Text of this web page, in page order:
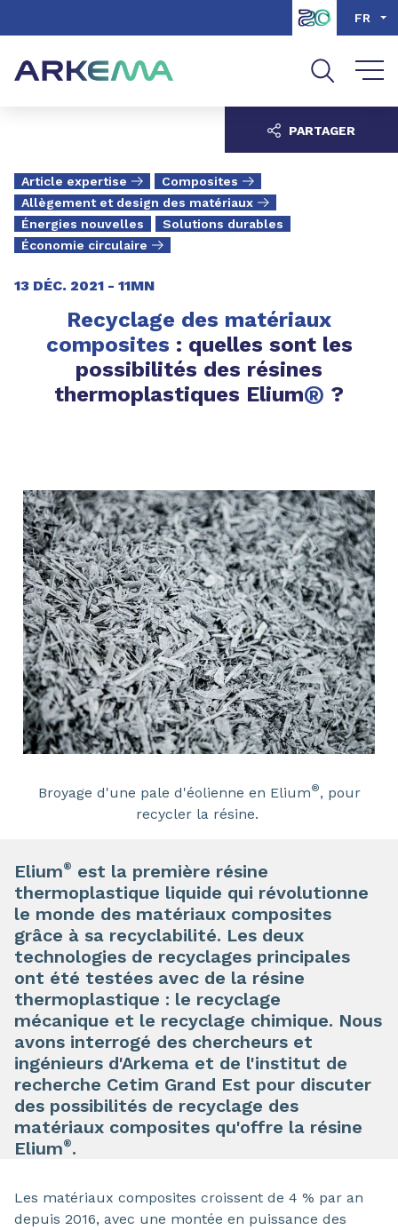
Aller à la recherche
FR
Article expertise
Composites
Allègement et design des matériaux
Énergies nouvelles
Solutions durables
Économie circulaire
13 DÉC. 2021 - 11MN
Recyclage des matériaux
composites : quelles sont les
possibilités des résines
thermoplastiques Elium® ?
PARTAGER
Broyage d'une pale d'éolienne en Elium®, pour
recycler la résine.
Elium® est la première résine
thermoplastique liquide qui révolutionne
le monde des matériaux composites
grâce à sa recyclabilité. Les deux
technologies de recyclages principales
ont été testées avec de la résine
thermoplastique : le recyclage
mécanique et le recyclage chimique. Nous
avons interrogé des chercheurs et
ingénieurs d'Arkema et de l'institut de
recherche Cetim Grand Est pour discuter
des possibilités de recyclage des
matériaux composites qu'offre la résine
Elium®.
Les matériaux composites croissent de 4 % par an
depuis 2016, avec une montée en puissance des